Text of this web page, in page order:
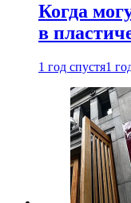
Когда
в
1 год спустя1